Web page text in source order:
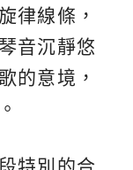
律線條，
音沉靜悠
的意境，